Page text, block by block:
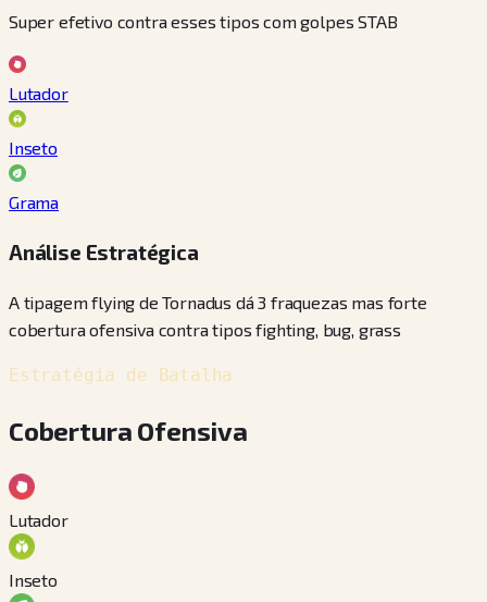
Super efetivo contra esses tipos com golpes STAB
Lutador
Inseto
Grama
Análise Estratégica
A tipagem flying de Tornadus dá 3 fraquezas mas forte
cobertura ofensiva contra tipos fighting, bug, grass
Estratégia de Batalha
Cobertura Ofensiva
Lutador
Inseto